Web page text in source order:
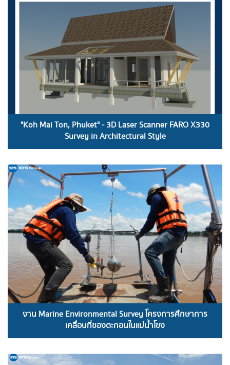
"Koh Mai Ton, Phuket" - 3D Laser Scanner FARO X330
Survey in Architectural Style
READ MORE
งาน Marine Environmental Survey โครงการศึกษาการ
เคลื่อนที่ของตะกอนในแม่น้ำโขง
READ MORE